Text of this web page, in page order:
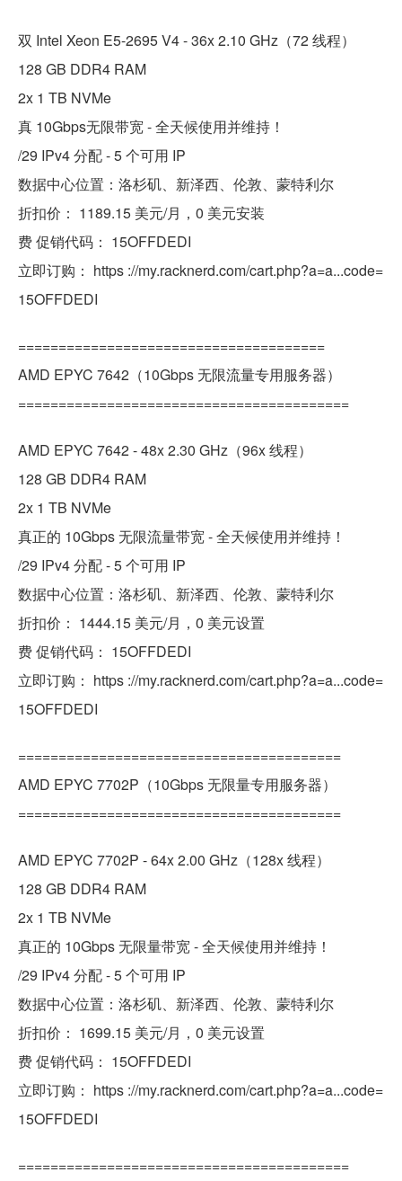
双 Intel Xeon E5-2695 V4 - 36x 2.10 GHz（72 线程）
128 GB DDR4 RAM
2x 1 TB NVMe
真 10Gbps无限带宽 - 全天候使用并维持！
/29 IPv4 分配 - 5 个可用 IP
数据中心位置：洛杉矶、新泽西、伦敦、蒙特利尔
折扣价： 1189.15 美元/月，0 美元安装
费 促销代码： 15OFFDEDI
立即订购： https ://my.racknerd.com/cart.php?a=a...code=
15OFFDEDI
======================================
AMD EPYC 7642（10Gbps 无限流量专用服务器）
=========================================
AMD EPYC 7642 - 48x 2.30 GHz（96x 线程）
128 GB DDR4 RAM
2x 1 TB NVMe
真正的 10Gbps 无限流量带宽 - 全天候使用并维持！
/29 IPv4 分配 - 5 个可用 IP
数据中心位置：洛杉矶、新泽西、伦敦、蒙特利尔
折扣价： 1444.15 美元/月，0 美元设置
费 促销代码： 15OFFDEDI
立即订购： https ://my.racknerd.com/cart.php?a=a...code=
15OFFDEDI
========================================
AMD EPYC 7702P（10Gbps 无限量专用服务器）
========================================
AMD EPYC 7702P - 64x 2.00 GHz（128x 线程）
128 GB DDR4 RAM
2x 1 TB NVMe
真正的 10Gbps 无限量带宽 - 全天候使用并维持！
/29 IPv4 分配 - 5 个可用 IP
数据中心位置：洛杉矶、新泽西、伦敦、蒙特利尔
折扣价： 1699.15 美元/月，0 美元设置
费 促销代码： 15OFFDEDI
立即订购： https ://my.racknerd.com/cart.php?a=a...code=
15OFFDEDI
=========================================